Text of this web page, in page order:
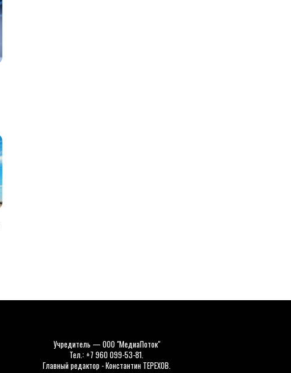
Учредитель — ООО "МедиаПоток"
Тел.: +7 960 099-53-81.
Главный редактор - Константин ТЕРЕХОВ.